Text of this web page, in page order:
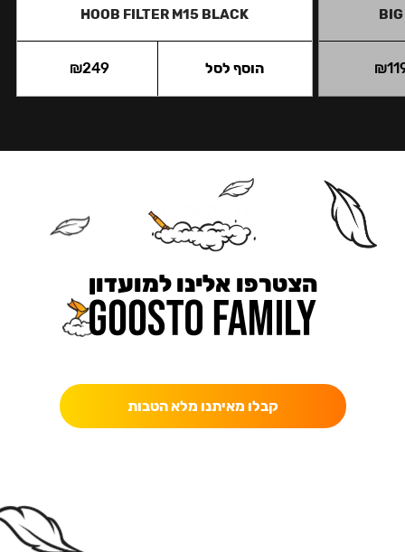
₪
HOOB FILTER M15 BLACK
₪249 הוסף לסל
הצטרפו אלינו למועדון
קבלו מאיתנו מלא הטבות